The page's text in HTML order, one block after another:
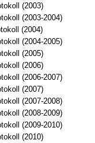
(2003)
(2003-2004)
(2004)
(2004-2005)
(2005)
(2006)
(2006-2007)
(2007)
(2007-2008)
(2008-2009)
(2009-2010)
(2010)